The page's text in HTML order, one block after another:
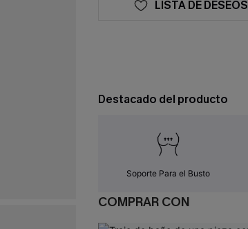
LISTA DE DESEOS
Destacado del producto
Soporte Para el Busto
COMPRAR CON